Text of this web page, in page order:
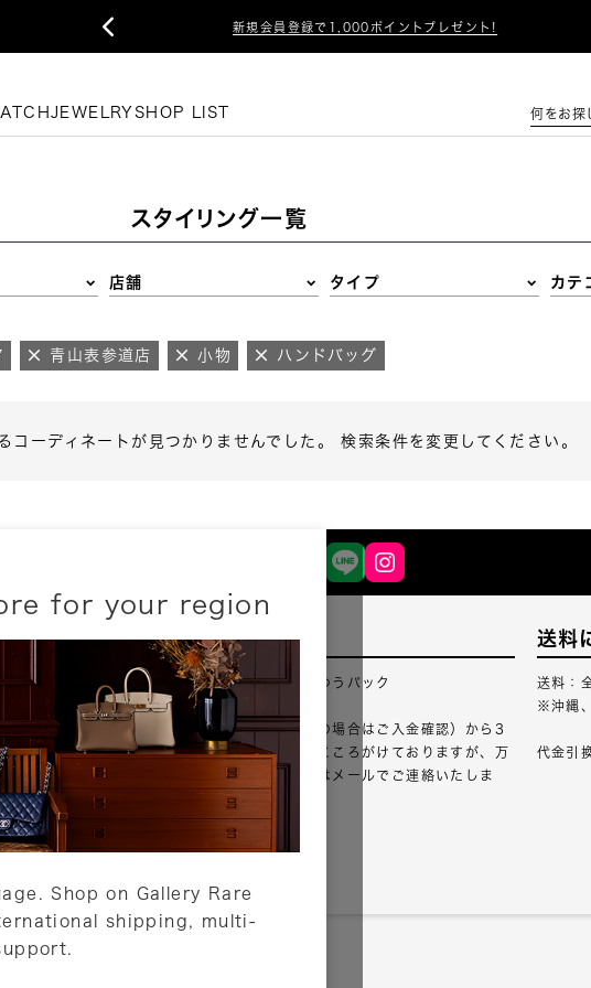
新規会員登録で1,000ポイントプレゼント!

JEWELRY SHOP LIST 何をお探
スタイリング一覧
店舗 タイプ カテ
青山表参道店 小物 ハンドバッグ
コーディネートが見つかりませんでした。 検索条件を変更してください。
for your region
Shop on Gallery Rare
shipping, multi-
す。
配送について
配送業者：佐川急便・ゆうパック
ご注文確認（銀行振込の場合はご入金確認）から3
営業日以内のご出荷をこころがけておりますが、万
が一出荷が遅れる場合はメールでご連絡いたしま
詳しくはこちら
送料
送料：
※沖縄
代金引